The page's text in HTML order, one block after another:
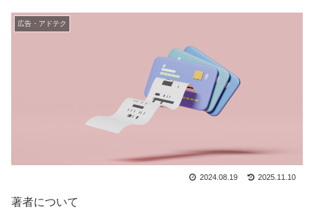
広告・アドテク
2024.08.19 2025.11.10
著者について